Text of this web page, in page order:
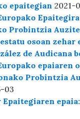
epaitegian 2021-
Probintzia
osoan
de Audicana
epaiaren
Probintzia
03
Epaitegiaren